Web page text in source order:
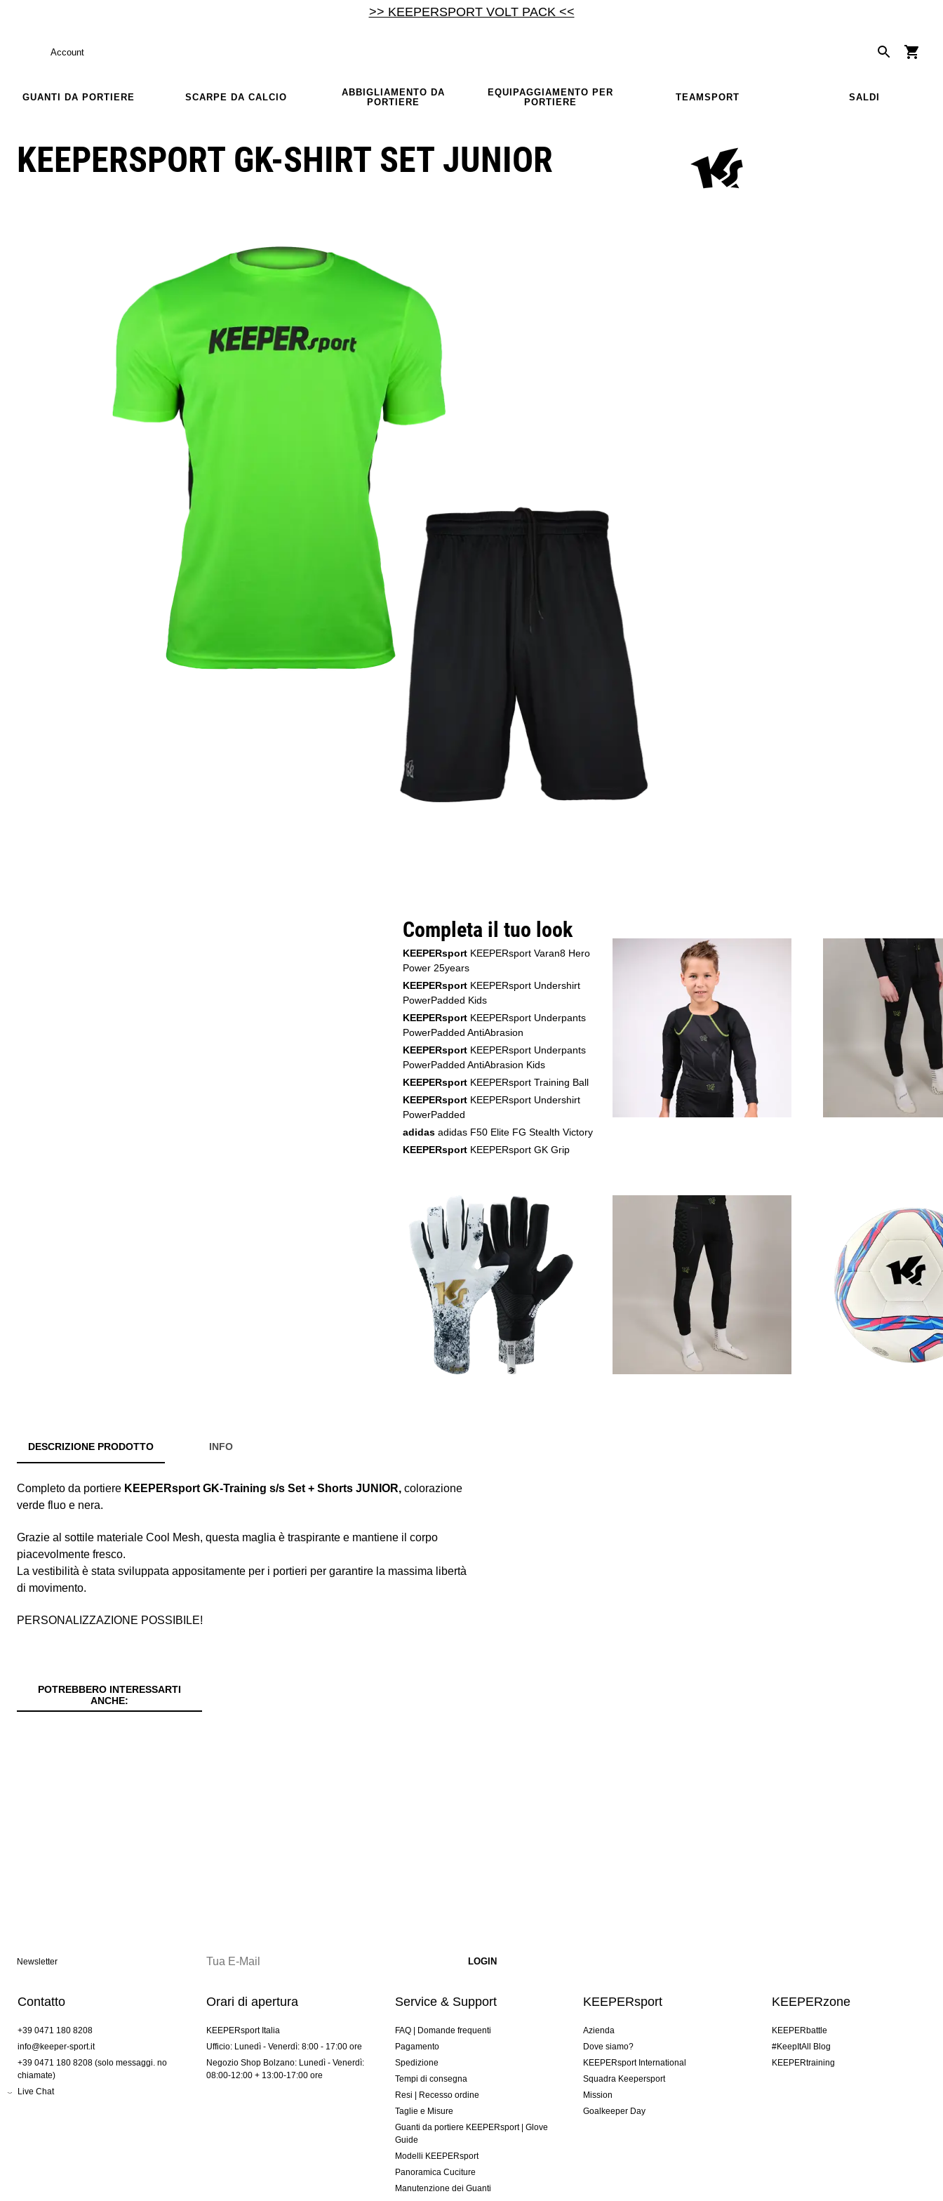
>> KEEPERSPORT VOLT PACK <<
Account
GUANTI DA PORTIERE SCARPE DA CALCIO
ABBIGLIAMENTO DA
PORTIERE
EQUIPAGGIAMENTO PER
PORTIERE
TEAMSPORT SALDI
KEEPERSPORT GK-SHIRT SET JUNIOR
Completa il tuo look
KEEPERsport KEEPERsport Varan8 Hero
Power 25years
KEEPERsport KEEPERsport Undershirt
PowerPadded Kids
KEEPERsport KEEPERsport Underpants
PowerPadded AntiAbrasion
KEEPERsport KEEPERsport Underpants
PowerPadded AntiAbrasion Kids
KEEPERsport KEEPERsport Training Ball
KEEPERsport KEEPERsport Undershirt
PowerPadded
adidas adidas F50 Elite FG Stealth Victory
KEEPERsport KEEPERsport GK Grip
KEEPERsportKEEPERsport GK-Shirt Set
DESCRIZIONE PRODOTTO INFO
Completo da portiere KEEPERsport GK-Training s/s Set + Shorts JUNIOR, colorazione
verde fluo e nera.
Grazie al sottile materiale Cool Mesh, questa maglia è traspirante e mantiene il corpo
piacevolmente fresco.
La vestibilità è stata sviluppata appositamente per i portieri per garantire la massima libertà
di movimento.
PERSONALIZZAZIONE POSSIBILE!
POTREBBERO INTERESSARTI
ANCHE:
Newsletter
Contatto
+39 0471 180 8208
info@keeper-sport.it
+39 0471 180 8208 (solo messaggi. no
chiamate)
Live Chat
Orari di apertura
KEEPERsport Italia
Ufficio: Lunedì - Venerdì: 8:00 - 17:00 ore
Negozio Shop Bolzano: Lunedì - Venerdì:
08:00-12:00 + 13:00-17:00 ore
Service & Support
FAQ | Domande frequenti
Pagamento
Spedizione
Tempi di consegna
Resi | Recesso ordine
Taglie e Misure
Guanti da portiere KEEPERsport | Glove
Guide
Modelli KEEPERsport
Panoramica Cuciture
Manutenzione dei Guanti
KEEPERsport
Azienda
Dove siamo?
KEEPERsport International
Squadra Keepersport
Mission
Goalkeeper Day
KEEPERzone
KEEPERbattle
#KeepItAll Blog
KEEPERtraining